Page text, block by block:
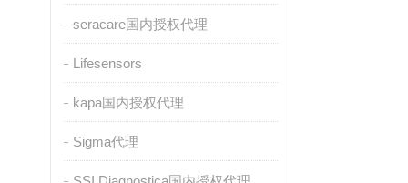
seracare国内授权代理
Lifesensors
kapa国内授权代理
Sigma代理